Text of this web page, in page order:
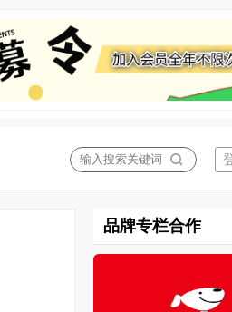
品牌专栏合作